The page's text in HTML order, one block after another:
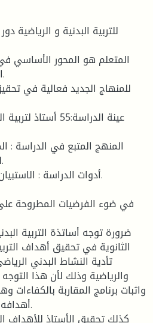
عينة الدراسة:55
المنهج المتبع في الدراسة :
أدوات الدراسة :
في ضوء الفرضيات المطروحة
الثانوية في تحقيق أهداف
تأدية النشاط البدني
والرياضية وذلك لأن هذا
واثبات برنامج المقاربة